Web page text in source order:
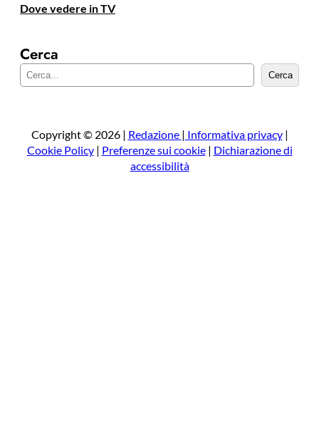
Dove vedere in TV
Cerca
e
a
Cerca
Copyright © 2026 | Redazione | Informativa privacy|
Cookie Policy| Preferenze sui cookie| Dichiarazione di
accessibilità